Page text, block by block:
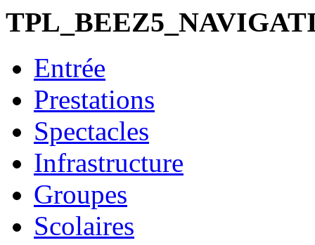
Entrée
Prestations
Spectacles
Infrastructure
Groupes
Scolaires